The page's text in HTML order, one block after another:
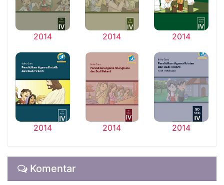
2014 2014 2014
2014 2014 2014
Komentar